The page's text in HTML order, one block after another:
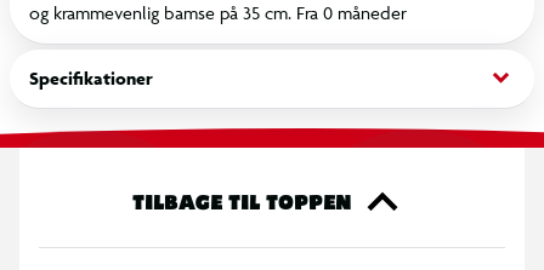
og krammevenlig bamse på 35 cm. Fra 0 måneder
Specifikationer keyboard_arrow_down
TILBAGE TIL TOPPEN